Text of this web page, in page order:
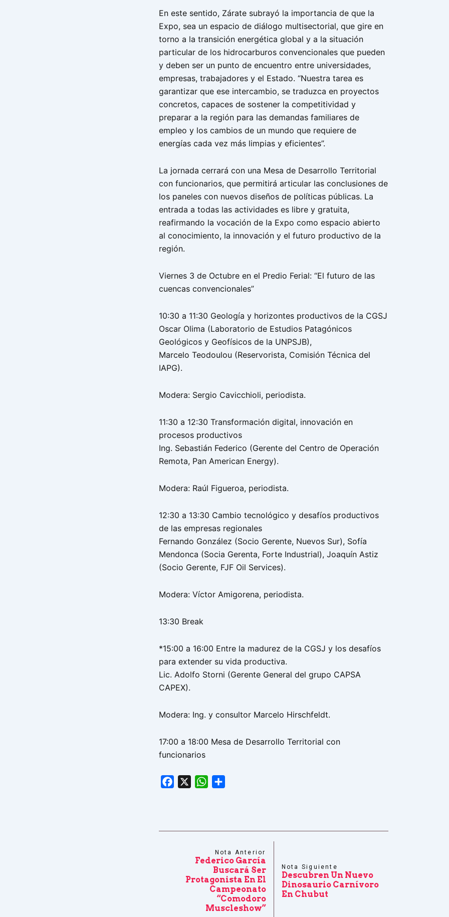
En este sentido, Zárate subrayó la importancia de que la
Expo, sea un espacio de diálogo multisectorial, que gire en
torno a la transición energética global y a la situación
particular de los hidrocarburos convencionales que pueden
y deben ser un punto de encuentro entre universidades,
empresas, trabajadores y el Estado. “Nuestra tarea es
garantizar que ese intercambio, se traduzca en proyectos
concretos, capaces de sostener la competitividad y
preparar a la región para las demandas familiares de
empleo y los cambios de un mundo que requiere de
energías cada vez más limpias y eficientes”.
La jornada cerrará con una Mesa de Desarrollo Territorial
con funcionarios, que permitirá articular las conclusiones de
los paneles con nuevos diseños de políticas públicas. La
entrada a todas las actividades es libre y gratuita,
reafirmando la vocación de la Expo como espacio abierto
al conocimiento, la innovación y el futuro productivo de la
región.
Viernes 3 de Octubre en el Predio Ferial: “El futuro de las
cuencas convencionales”
10:30 a 11:30 Geología y horizontes productivos de la CGSJ
Oscar Olima (Laboratorio de Estudios Patagónicos
Geológicos y Geofísicos de la UNPSJB),
Marcelo Teodoulou (Reservorista, Comisión Técnica del
IAPG).
Modera: Sergio Cavicchioli, periodista.
11:30 a 12:30 Transformación digital, innovación en
procesos productivos
Ing. Sebastián Federico (Gerente del Centro de Operación
Remota, Pan American Energy).
Modera: Raúl Figueroa, periodista.
12:30 a 13:30 Cambio tecnológico y desafíos productivos
de las empresas regionales
Fernando González (Socio Gerente, Nuevos Sur), Sofía
Mendonca (Socia Gerenta, Forte Industrial), Joaquín Astiz
(Socio Gerente, FJF Oil Services).
Modera: Víctor Amigorena, periodista.
13:30 Break
*15:00 a 16:00 Entre la madurez de la CGSJ y los desafíos
para extender su vida productiva.
Lic. Adolfo Storni (Gerente General del grupo CAPSA
CAPEX).
Modera: Ing. y consultor Marcelo Hirschfeldt.
17:00 a 18:00 Mesa de Desarrollo Territorial con
funcionarios
Facebook WhatsApp
Nota Anterior
Federico García
Buscará Ser
Protagonista En El
Campeonato
“Comodoro
Muscleshow”
Nota Siguiente
Descubren Un Nuevo
Dinosaurio Carnívoro
En Chubut